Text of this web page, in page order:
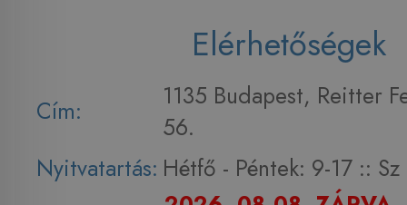
Elérhetőségek
Cím:
1135 Budapest, Reitter
56.
Nyitvatartás: Hétfő - Péntek: 9-17 :: Sz